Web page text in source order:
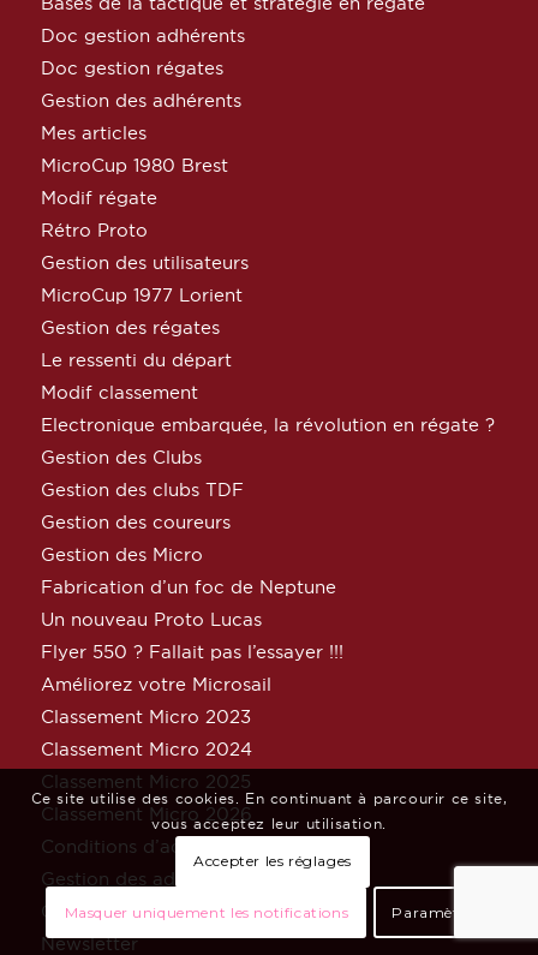
Doc gestion adhérents
Doc gestion régates
Gestion des adhérents
Mes articles
MicroCup 1980 Brest
Modif régate
Rétro Proto
Gestion des utilisateurs
MicroCup 1977 Lorient
Gestion des régates
Le ressenti du départ
Modif classement
Electronique embarquée, la révolution en régate ?
Gestion des Clubs
Gestion des clubs TDF
Gestion des coureurs
Gestion des Micro
Fabrication d’un foc de Neptune
Un nouveau Proto Lucas
Flyer 550 ? Fallait pas l’essayer !!!
Améliorez votre Microsail
Classement Micro 2023
Classement Micro 2024
Classement Micro 2025
Classement Micro 2026
Conditions d’adhésion
Gestion des adhésions
Gestion des régates TDF
Newsletter
Ce site utilise des cookies. En continuant à parcourir ce site,
vous acceptez leur utilisation.
Accepter les réglages
Masquer uniquement les notifications Paramètres